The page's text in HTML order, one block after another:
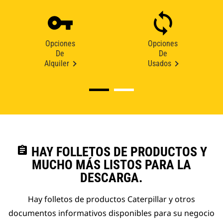
Opciones
De
Alquiler
Opciones
De
Usados
assignment HAY FOLLETOS DE PRODUCTOS Y
MUCHO MÁS LISTOS PARA LA
DESCARGA.
Hay folletos de productos Caterpillar y otros
documentos informativos disponibles para su negocio